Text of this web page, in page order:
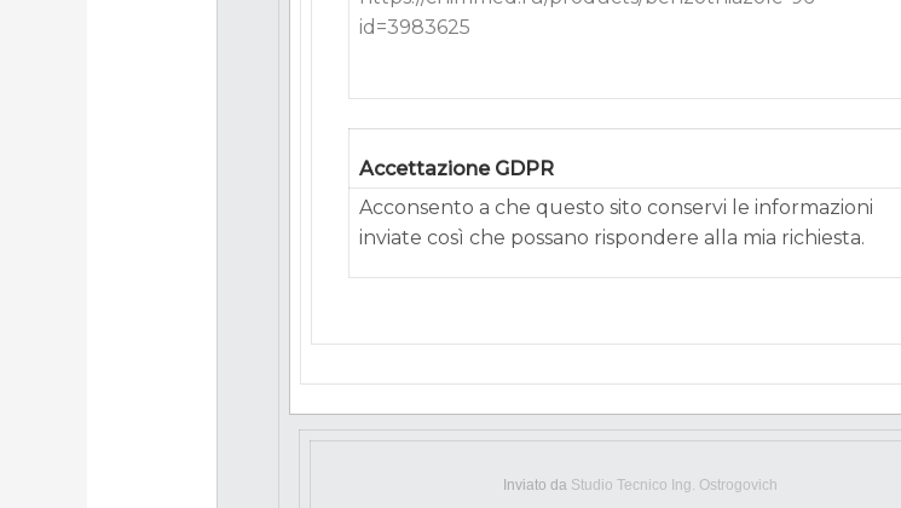
id=3983625
Accettazione GDPR
Acconsento a che questo sito conservi le informazioni
inviate così che possano rispondere alla mia richiesta.
Inviato da Studio Tecnico Ing. Ostrogovich